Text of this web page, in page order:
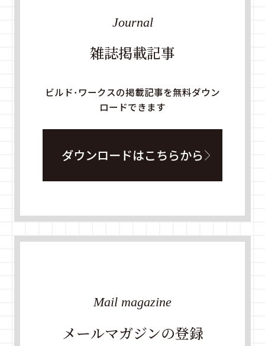
雑誌掲載記事
Journal
ビルド・ワークスの掲載記事を無料ダウン
ロードできます
ダウンロードはこちらから
メールマガジンの登録
Mail magazine